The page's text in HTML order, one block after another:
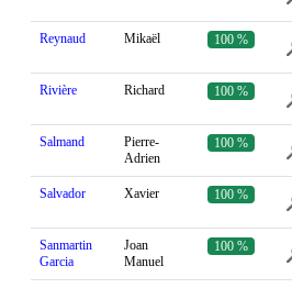
Reynaud Mikaël 100 %
Rivière Richard 100 %
Salmand
Pierre-
Adrien
100 %
Salvador Xavier 100 %
Sanmartin
Garcia
Joan
Manuel
100 %